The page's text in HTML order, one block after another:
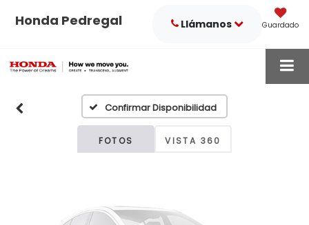
Honda Pedregal Guardado
Llámanos
Confirmar Disponibilidad
FOTOS VISTA 360
Fotos No
Disponibles
Por favor, revise luego